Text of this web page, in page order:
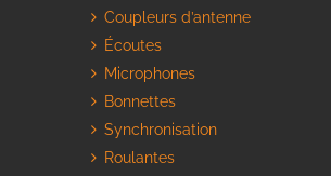
Coupleurs d’antenne
Écoutes
Microphones
Bonnettes
Synchronisation
Roulantes